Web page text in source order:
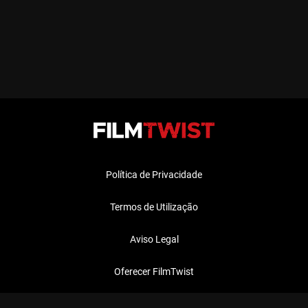
Política de Privacidade
Termos de Utilização
Aviso Legal
Oferecer FilmTwist